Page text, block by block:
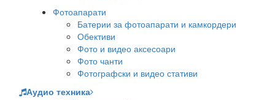
Фотоапарати
Батерии за фотоапарати и камкордери
Обективи
Фото и видео аксесоари
Фото чанти
Фотографски и видео стативи
Аудио техника